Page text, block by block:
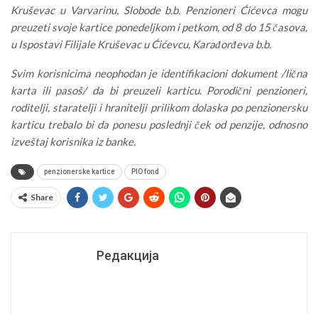
Kruševac u Varvarinu, Slobode b.b. Penzioneri Ćićevca mogu
preuzeti svoje kartice ponedeljkom i petkom, od 8 do 15 časova,
u Ispostavi Filijale Kruševac u Ćićevcu, Karađorđeva b.b.
Svim korisnicima neophodan je identifikacioni dokument /lična
karta ili pasoš/ da bi preuzeli karticu. Porodični penzioneri,
roditelji, staratelji i hranitelji prilikom dolaska po penzionersku
karticu trebalo bi da ponesu poslednji ček od penzije, odnosno
izveštaj korisnika iz banke.
penzionerske kartice PIO fond
Share
Редакција